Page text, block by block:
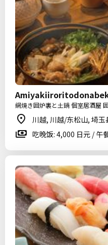
網焼き囲炉裏と土鍋 個室居酒屋
川越, 川越/东松山, 埼玉
吃晚饭: 4,000 日元 / 午